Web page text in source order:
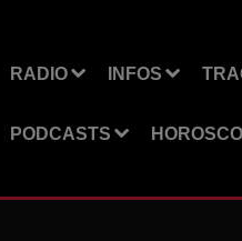
RADIO INFOS
PODCASTS